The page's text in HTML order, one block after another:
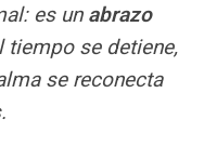
es un abrazo
tiempo se detiene,
se reconecta